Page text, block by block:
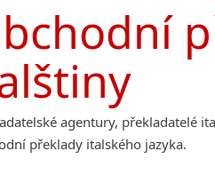
Příbram
Roudnice nad Labem
Ajmarština
Akebu
Albánština
Amharština
Arabština
Aramejština
agentury, překladatelé
překlady italského jazyka.